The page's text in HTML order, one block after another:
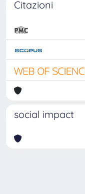
Citazioni
social impact